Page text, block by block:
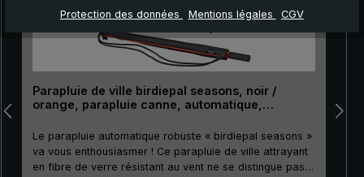
Parapluie de ville birdiepal seasons, noir /
orange, parapluie canne, automatique,
Le parapluie automatique robuste « birdiepal seasons »
va vous enthousiasmer ! Ce parapluie de ville attrayant
en fibre de verre résistant au vent ne se distingue pas
Protection des données Mentions légales CGV